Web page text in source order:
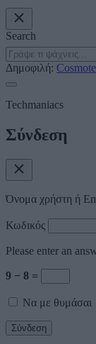
Search
Δημοφιλή: Cosmote
Techmaniacs
Σύνδεση
Όνομα χρήστη ή
Κωδικός
Please enter an
9 − 8 =
Να με θυμάσαι